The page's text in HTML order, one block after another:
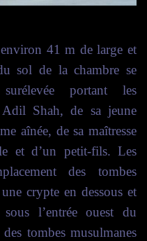
41 m de large et
sol de la chambre se
portant les
Adil Shah, de sa jeune
aînée, de sa maîtresse
et d’un petit-fils. Les
des tombes
crypte en dessous et
l’entrée ouest du
tombes musulmanes